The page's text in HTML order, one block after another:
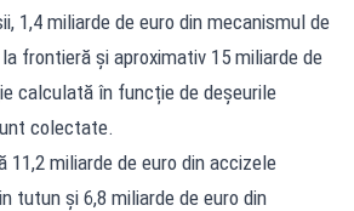
1,4 miliarde de euro din mecanismul de
frontieră și aproximativ 15 miliarde de
calculată în funcție de deșeurile
colectate.
11,2 miliarde de euro din accizele
tutun și 6,8 miliarde de euro din